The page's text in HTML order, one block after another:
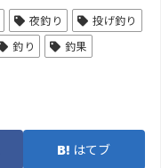
夜釣り
投げ釣り
釣り
釣果
はてブ